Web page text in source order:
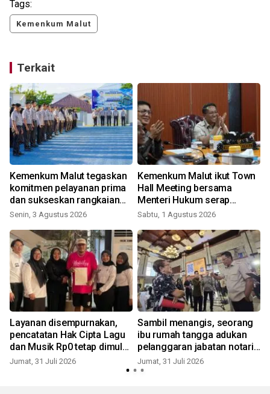
Tags:
Kemenkum Malut
Terkait
Kemenkum Malut tegaskan
komitmen pelayanan prima
dan sukseskan rangkaian
Hari Pengayoman ke-81
Senin, 3 Agustus 2026
Kemenkum Malut ikut Town
Hall Meeting bersama
Menteri Hukum serap
aspirasi ASN di daerah
Sabtu, 1 Agustus 2026
Layanan disempurnakan,
pencatatan Hak Cipta Lagu
dan Musik Rp0 tetap dimulai
1 Agustus
Jumat, 31 Juli 2026
Sambil menangis, seorang
ibu rumah tangga adukan
pelanggaran jabatan notaris
ke Menteri Hukum
Jumat, 31 Juli 2026